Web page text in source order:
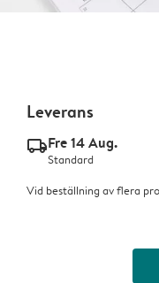
Leverans
delivery_standard_v2Fre 14 Aug.
Standard
Vid beställning av flera